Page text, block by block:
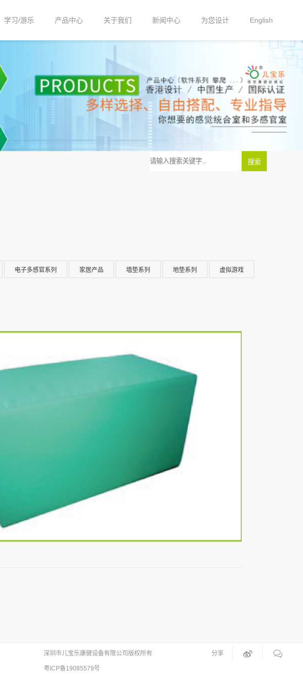
学习/游乐 产品中心 关于我们 新闻中心 为您设计 English
电子多感官系列 家居产品 墙垫系列 地垫系列 虚拟游戏
分享
深圳市儿宝乐康健设备有限公司版权所有
粤ICP备19085579号